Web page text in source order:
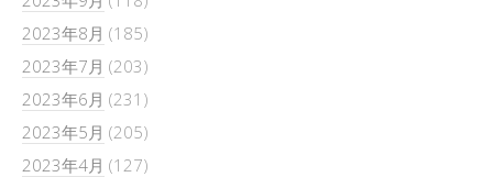
2023年8月 (185)
2023年7月 (203)
2023年6月 (231)
2023年5月 (205)
2023年4月 (127)